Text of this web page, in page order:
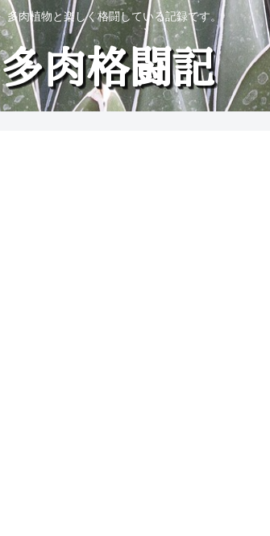
多肉植物と楽しく格闘している記録です。